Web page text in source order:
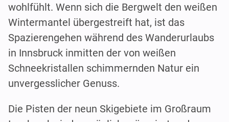
wohlfühlt. Wenn sich die Bergwelt den weißen
Wintermantel übergestreift hat, ist das
Spazierengehen während des Wanderurlaubs
in Innsbruck inmitten der von weißen
Schneekristallen schimmernden Natur ein
unvergesslicher Genuss.
Die Pisten der neun Skigebiete im Großraum